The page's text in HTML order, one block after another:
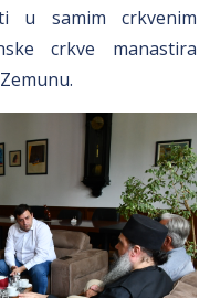
u samim crkvenim
crkve manastira